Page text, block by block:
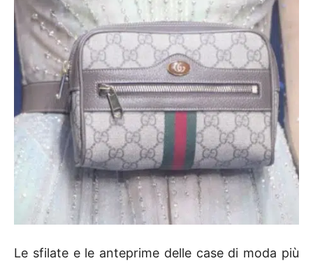
Le sfilate e le anteprime delle case di moda più